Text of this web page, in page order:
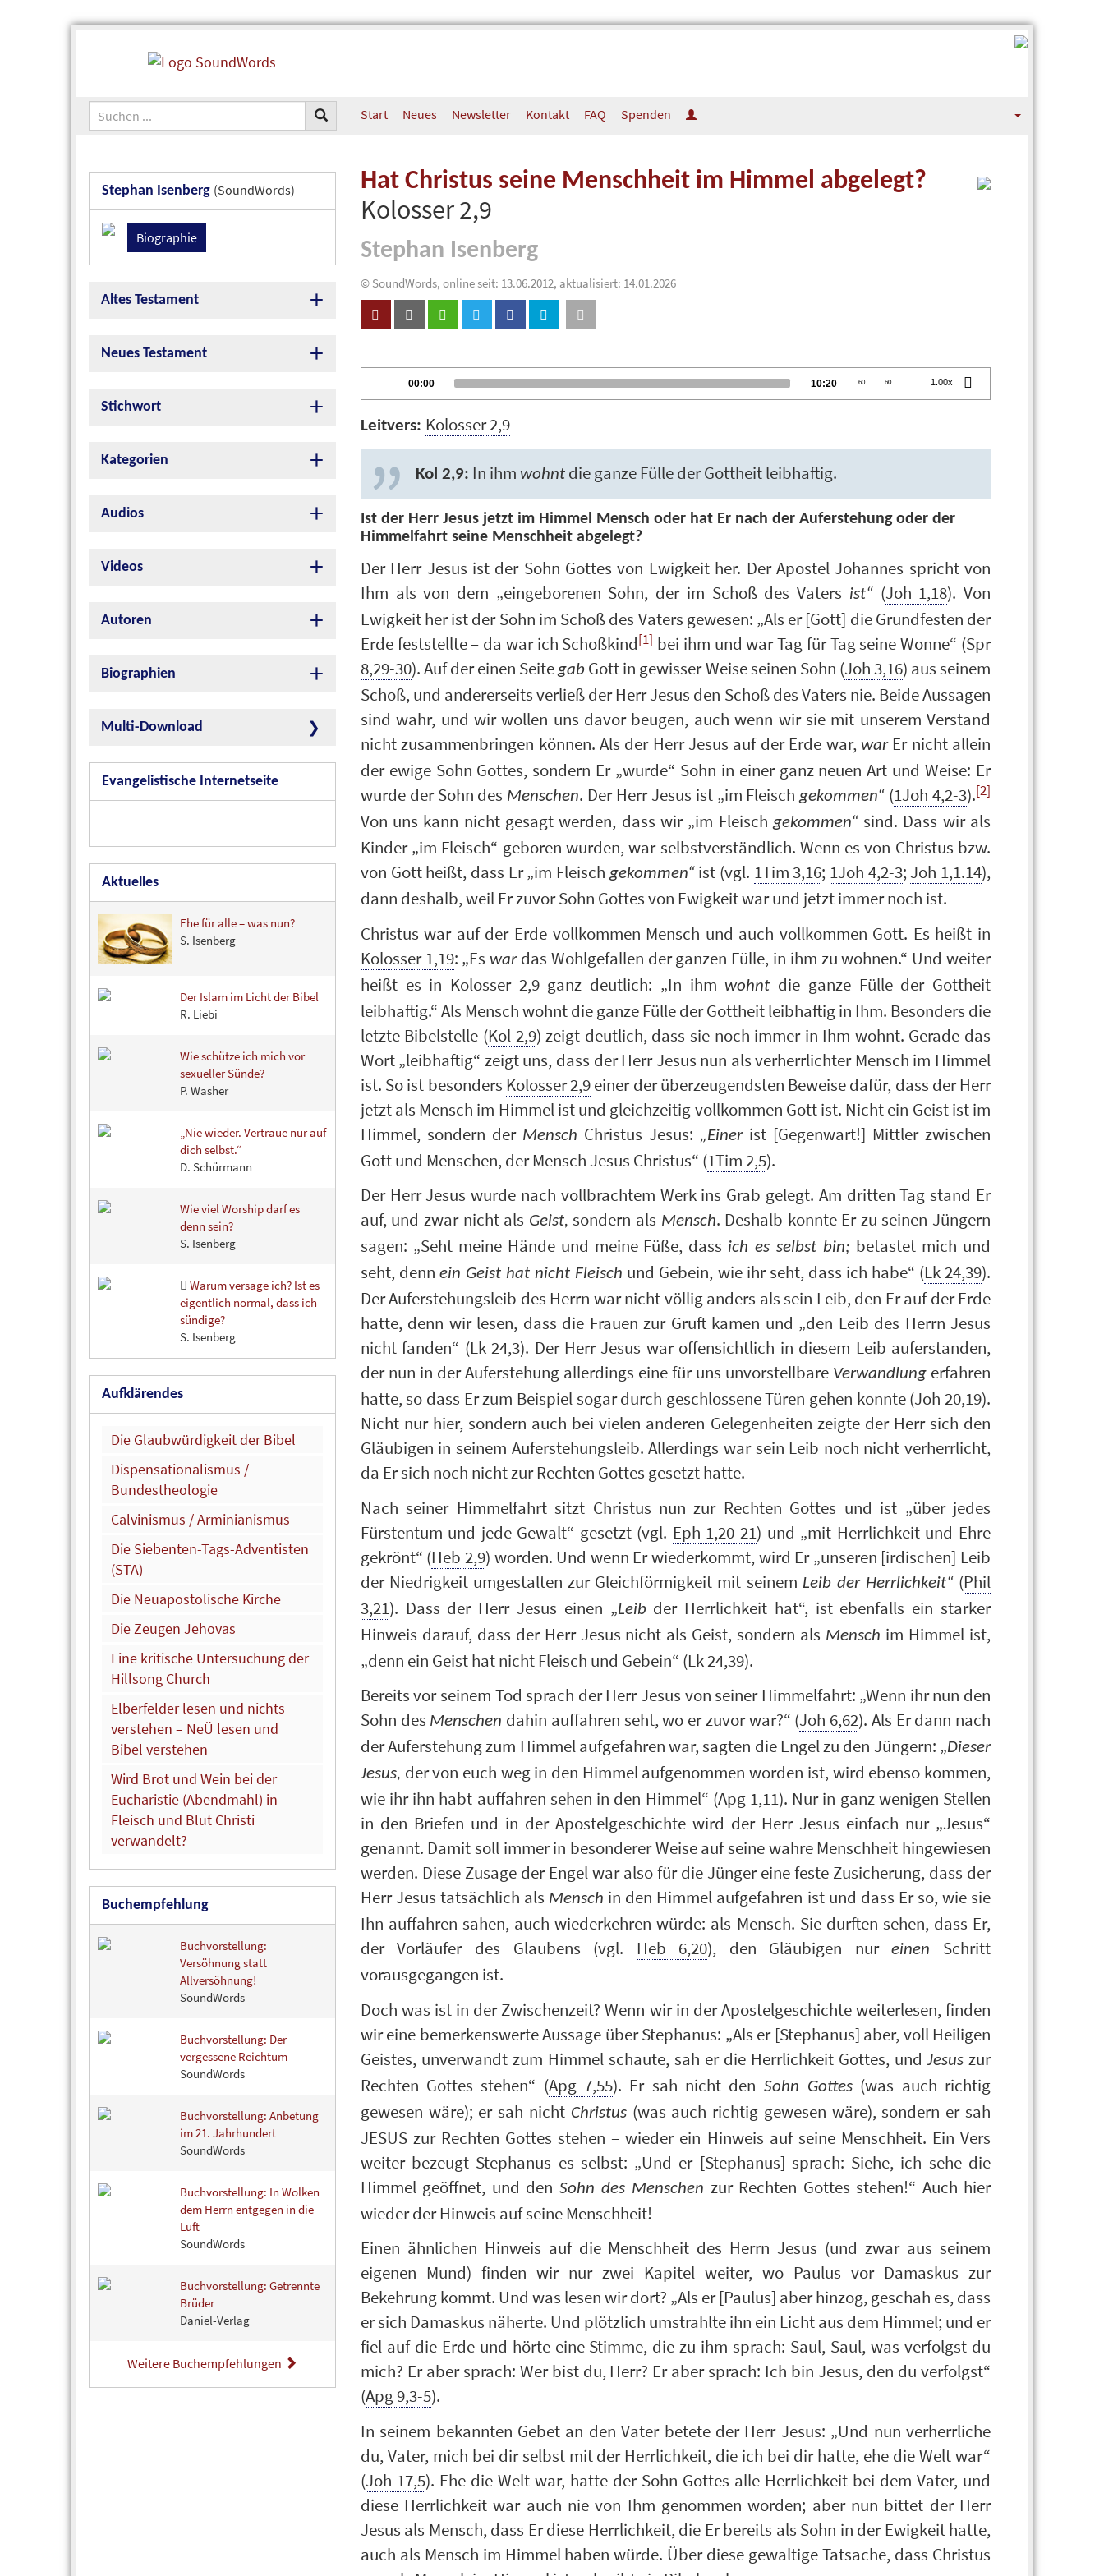
Start Neues Newsletter Kontakt FAQ Spenden
Stephan Isenberg (SoundWords)
Biographie
Altes Testament
Neues Testament
Stichwort
Kategorien
Audios
Videos
Autoren
Biographien
Multi-Download
Evangelistische Internetseite
Aktuelles
Ehe für alle – was nun?
S. Isenberg
Der Islam im Licht der Bibel
R. Liebi
Wie schütze ich mich vor
sexueller Sünde?
P. Washer
„Nie wieder. Vertraue nur auf
dich selbst.“
D. Schürmann
Wie viel Worship darf es
denn sein?
S. Isenberg
Warum versage ich? Ist es
eigentlich normal, dass ich
sündige?
S. Isenberg
Aufklärendes
Die Glaubwürdigkeit der Bibel
Dispensationalismus /
Bundestheologie
Calvinismus / Arminianismus
Die Siebenten-Tags-Adventisten
(STA)
Die Neuapostolische Kirche
Die Zeugen Jehovas
Eine kritische Untersuchung der
Hillsong Church
Elberfelder lesen und nichts
verstehen – NeÜ lesen und
Bibel verstehen
Wird Brot und Wein bei der
Eucharistie (Abendmahl) in
Fleisch und Blut Christi
verwandelt?
Buchempfehlung
Buchvorstellung:
Versöhnung statt
Allversöhnung!
SoundWords
Buchvorstellung: Der
vergessene Reichtum
SoundWords
Buchvorstellung: Anbetung
im 21. Jahrhundert
SoundWords
Buchvorstellung: In Wolken
dem Herrn entgegen in die
Luft
SoundWords
Buchvorstellung: Getrennte
Brüder
Daniel-Verlag
Weitere Buchempfehlungen
Hat Christus seine Menschheit im Himmel abgelegt?
Kolosser 2,9
Stephan Isenberg
© SoundWords, online seit: 13.06.2012, aktualisiert: 14.01.2026
Player
Current
00:00 Total
10:20 60 60 1.00x
Leitvers: Kolosser 2,9
Kol 2,9: In ihm wohnt die ganze Fülle der Gottheit leibhaftig.
Ist der Herr Jesus jetzt im Himmel Mensch oder hat Er nach der Auferstehung oder der
Himmelfahrt seine Menschheit abgelegt?
Der Herr Jesus ist der Sohn Gottes von Ewigkeit her. Der Apostel Johannes spricht von
Ihm als von dem „eingeborenen Sohn, der im Schoß des Vaters ist“(Joh 1,18). Von
Ewigkeit her ist der Sohn im Schoß des Vaters gewesen: „Als er [Gott] die Grundfesten der
Erde feststellte – da war ich Schoßkind[1] bei ihm und war Tag für Tag seine Wonne“ (Spr
8,29-30). Auf der einen Seitegab Gott in gewisser Weise seinen Sohn (Joh 3,16) aus seinem
Schoß, und andererseits verließ der Herr Jesus den Schoß des Vaters nie. Beide Aussagen
sind wahr, und wir wollen uns davor beugen, auch wenn wir sie mit unserem Verstand
nicht zusammenbringen können. Als der Herr Jesus auf der Erde war, warEr nicht allein
der ewige Sohn Gottes, sondern Er „wurde“ Sohn in einer ganz neuen Art und Weise: Er
wurde der Sohn des Menschen. Der Herr Jesus ist „im Fleischgekommen“ (1Joh 4,2-3).[2]
Von uns kann nicht gesagt werden, dass wir „im Fleisch gekommen“sind. Dass wir als
Kinder „im Fleisch“ geboren wurden, war selbstverständlich. Wenn es von Christus bzw.
von Gott heißt, dass Er „im Fleisch gekommen“ist (vgl. 1Tim 3,16; 1Joh 4,2-3;Joh 1,1.14),
dann deshalb, weil Er zuvor Sohn Gottes von Ewigkeit war und jetzt immer noch ist.
Christus war auf der Erde vollkommen Mensch und auch vollkommen Gott. Es heißt in
Kolosser 1,19: „Eswardas Wohlgefallen der ganzen Fülle, in ihm zu wohnen.“ Und weiter
heißt es in Kolosser 2,9ganz deutlich: „In ihmwohnt die ganze Fülle der Gottheit
leibhaftig.“ Als Mensch wohnt die ganze Fülle der Gottheit leibhaftig in Ihm. Besonders die
letzte Bibelstelle (Kol 2,9) zeigt deutlich, dass sie noch immer in Ihm wohnt. Gerade das
Wort „leibhaftig“ zeigt uns, dass der Herr Jesus nun als verherrlichter Mensch im Himmel
ist. So ist besonders Kolosser 2,9einer der überzeugendsten Beweise dafür, dass der Herr
jetzt als Mensch im Himmel ist und gleichzeitig vollkommen Gott ist. Nicht ein Geist ist im
Himmel, sondern der Mensch Christus Jesus: „Einerist [Gegenwart!] Mittler zwischen
Gott und Menschen, der Mensch Jesus Christus“ (1Tim 2,5).
Der Herr Jesus wurde nach vollbrachtem Werk ins Grab gelegt. Am dritten Tag stand Er
auf, und zwar nicht als Geist, sondern als Mensch. Deshalb konnte Er zu seinen Jüngern
sagen: „Seht meine Hände und meine Füße, dass ich es selbst bin; betastet mich und
seht, denn ein Geist hat nicht Fleisch und Gebein, wie ihr seht, dass ich habe“ (Lk 24,39).
Der Auferstehungsleib des Herrn war nicht völlig anders als sein Leib, den Er auf der Erde
hatte, denn wir lesen, dass die Frauen zur Gruft kamen und „den Leib des Herrn Jesus
nicht fanden“ (Lk 24,3). Der Herr Jesus war offensichtlich in diesem Leib auferstanden,
der nun in der Auferstehung allerdings eine für uns unvorstellbare Verwandlung erfahren
hatte, so dass Er zum Beispiel sogar durch geschlossene Türen gehen konnte (Joh 20,19).
Nicht nur hier, sondern auch bei vielen anderen Gelegenheiten zeigte der Herr sich den
Gläubigen in seinem Auferstehungsleib. Allerdings war sein Leib noch nicht verherrlicht,
da Er sich noch nicht zur Rechten Gottes gesetzt hatte.
Nach seiner Himmelfahrt sitzt Christus nun zur Rechten Gottes und ist „über jedes
Fürstentum und jede Gewalt“ gesetzt (vgl. Eph 1,20-21) und „mit Herrlichkeit und Ehre
gekrönt“ (Heb 2,9) worden. Und wenn Er wiederkommt, wird Er „unseren [irdischen] Leib
der Niedrigkeit umgestalten zur Gleichförmigkeit mit seinem Leib der Herrlichkeit“(Phil
3,21). Dass der Herr Jesus einen „Leibder Herrlichkeit hat“, ist ebenfalls ein starker
Hinweis darauf, dass der Herr Jesus nicht als Geist, sondern als Mensch im Himmel ist,
„denn ein Geist hat nicht Fleisch und Gebein“ (Lk 24,39).
Bereits vor seinem Tod sprach der Herr Jesus von seiner Himmelfahrt: „Wenn ihr nun den
Sohn des Menschen dahin auffahren seht, wo er zuvor war?“ (Joh 6,62). Als Er dann nach
der Auferstehung zum Himmel aufgefahren war, sagten die Engel zu den Jüngern: „Dieser
Jesus, der von euch weg in den Himmel aufgenommen worden ist, wird ebenso kommen,
wie ihr ihn habt auffahren sehen in den Himmel“ (Apg 1,11). Nur in ganz wenigen Stellen
in den Briefen und in der Apostelgeschichte wird der Herr Jesus einfach nur „Jesus“
genannt. Damit soll immer in besonderer Weise auf seine wahre Menschheit hingewiesen
werden. Diese Zusage der Engel war also für die Jünger eine feste Zusicherung, dass der
Herr Jesus tatsächlich als Mensch in den Himmel aufgefahren ist und dass Er so, wie sie
Ihn auffahren sahen, auch wiederkehren würde: als Mensch. Sie durften sehen, dass Er,
der Vorläufer des Glaubens (vgl. Heb 6,20), den Gläubigen nureinen
Schritt
vorausgegangen ist.
Doch was ist in der Zwischenzeit? Wenn wir in der Apostelgeschichte weiterlesen, finden
wir eine bemerkenswerte Aussage über Stephanus: „Als er [Stephanus] aber, voll Heiligen
Geistes, unverwandt zum Himmel schaute, sah er die Herrlichkeit Gottes, und Jesus zur
Rechten Gottes stehen“ (Apg 7,55). Er sah nicht den Sohn Gottes (was auch richtig
gewesen wäre); er sah nicht Christus(was auch richtig gewesen wäre), sondern er sah
JESUS zur Rechten Gottes stehen – wieder ein Hinweis auf seine Menschheit. Ein Vers
weiter bezeugt Stephanus es selbst: „Und er [Stephanus] sprach: Siehe, ich sehe die
Himmel geöffnet, und den Sohn des Menschen zur Rechten Gottes stehen!“ Auch hier
wieder der Hinweis auf seine Menschheit!
Einen ähnlichen Hinweis auf die Menschheit des Herrn Jesus (und zwar aus seinem
eigenen Mund) finden wir nur zwei Kapitel weiter, wo Paulus vor Damaskus zur
Bekehrung kommt. Und was lesen wir dort? „Als er [Paulus] aber hinzog, geschah es, dass
er sich Damaskus näherte. Und plötzlich umstrahlte ihn ein Licht aus dem Himmel; und er
fiel auf die Erde und hörte eine Stimme, die zu ihm sprach: Saul, Saul, was verfolgst du
mich? Er aber sprach: Wer bist du, Herr? Er aber sprach: Ich bin Jesus, den du verfolgst“
(Apg 9,3-5).
In seinem bekannten Gebet an den Vater betete der Herr Jesus: „Und nun verherrliche
du, Vater, mich bei dir selbst mit der Herrlichkeit, die ich bei dir hatte, ehe die Welt war“
(Joh 17,5). Ehe die Welt war, hatte der Sohn Gottes alle Herrlichkeit bei dem Vater, und
diese Herrlichkeit war auch nie von Ihm genommen worden; aber nun bittet der Herr
Jesus als Mensch, dass Er diese Herrlichkeit, die Er bereits als Sohn in der Ewigkeit hatte,
auch als Mensch im Himmel haben würde. Über diese gewaltige Tatsache, dass Christus